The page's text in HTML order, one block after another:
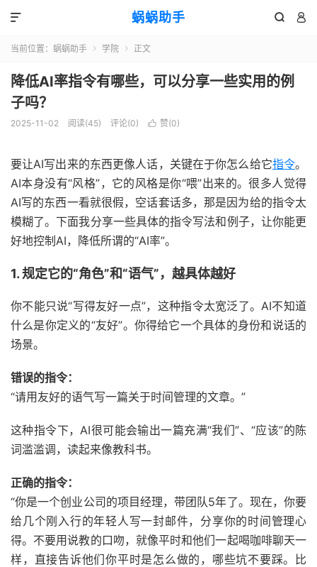
蜗蜗助手  

当前位置： 蜗蜗助手  学院  正文
降低AI率指令有哪些，可以分享一些实用的例
子吗？
2025-11-02 阅读(45) 评论(0)  赞(0)
要让AI写出来的东西更像人话，关键在于你怎么给它指令。
AI本身没有“风格”，它的风格是你“喂”出来的。很多人觉得
AI写的东西一看就很假，空话套话多，那是因为给的指令太
模糊了。下面我分享一些具体的指令写法和例子，让你能更
好地控制AI，降低所谓的“AI率”。
1. 规定它的“角色”和“语气”，越具体越好
你不能只说“写得友好一点”，这种指令太宽泛了。AI不知道
什么是你定义的“友好”。你得给它一个具体的身份和说话的
场景。
错误的指令：
“请用友好的语气写一篇关于时间管理的文章。”
这种指令下，AI很可能会输出一篇充满“我们”、“应该”的陈
词滥滥调，读起来像教科书。
正确的指令：
“你是一个创业公司的项目经理，带团队5年了。现在，你要
给几个刚入行的年轻人写一封邮件，分享你的时间管理心
得。不要用说教的口吻，就像平时和他们一起喝咖啡聊天一
样，直接告诉他们你平时是怎么做的，哪些坑不要踩。比